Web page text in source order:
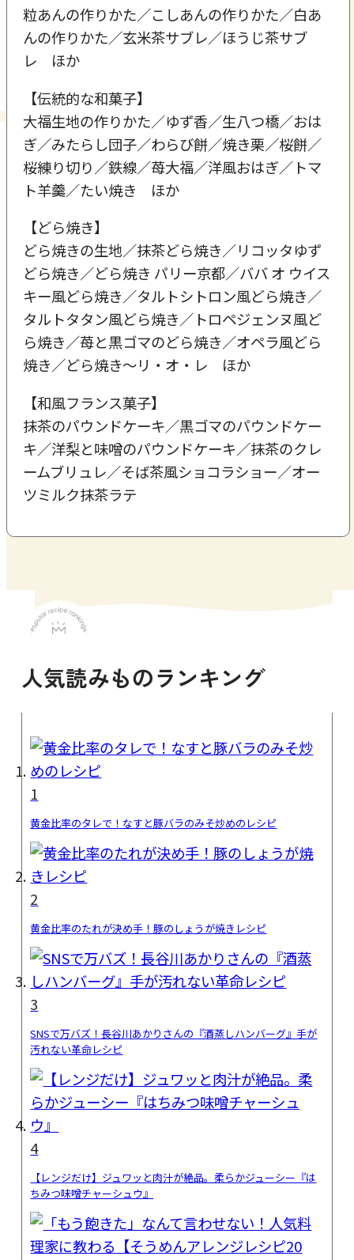
粒あんの作りかた／こしあんの作りかた／白あ
んの作りかた／玄米茶サブレ／ほうじ茶サブ
レ ほか
【伝統的な和菓子】
大福生地の作りかた／ゆず香／生八つ橋／おは
ぎ／みたらし団子／わらび餅／焼き栗／桜餅／
桜練り切り／鉄線／苺大福／洋風おはぎ／トマ
ト羊羹／たい焼き ほか
【どら焼き】
どら焼きの生地／抹茶どら焼き／リコッタゆず
どら焼き／どら焼き パリー京都／ババ オ ウイス
キー風どら焼き／タルトシトロン風どら焼き／
タルトタタン風どら焼き／トロペジェンヌ風ど
ら焼き／苺と黒ゴマのどら焼き／オペラ風どら
焼き／どら焼き～リ・オ・レ ほか
【和風フランス菓子】
抹茶のパウンドケーキ／黒ゴマのパウンドケー
キ／洋梨と味噌のパウンドケーキ／抹茶のクレ
ームブリュレ／そば茶風ショコラショー／オー
ツミルク抹茶ラテ
人気読みものランキング
1
黄金比率のタレで！なすと豚バラのみそ炒めのレシピ
2
黄金比率のたれが決め手！豚のしょうが焼きレシピ
3
SNSで万バズ！長谷川あかりさんの『酒蒸しハンバーグ』手が
汚れない革命レシピ
4
【レンジだけ】ジュワッと肉汁が絶品。柔らかジューシー『は
ちみつ味噌チャーシュウ』